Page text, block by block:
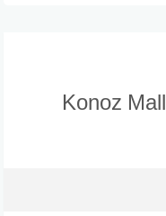
مول كنوز حدائق أكتوبر Konoz Mall